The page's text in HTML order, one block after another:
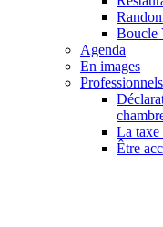
Boucle
Agenda
En images
La taxe
Être